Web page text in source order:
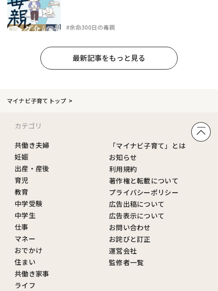
#余命300日の毒親
最新記事をもっと見る
マイナビ子育てトップ
カテゴリ
共働き夫婦
妊娠
出産・産後
育児
教育
中学受験
中学生
仕事
マネー
おでかけ
住まい
共働き家事
ライフ
「マイナビ子育て」とは
お知らせ
利用規約
著作権と転載について
プライバシーポリシー
広告出稿について
広告表示について
お問い合わせ
お詫びと訂正
運営会社
監修者一覧